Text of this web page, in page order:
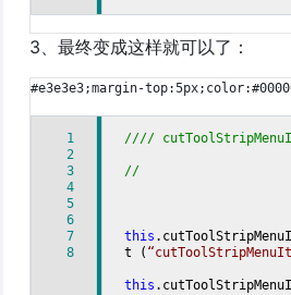
3、最终变成这样就可以了：
#e3e3e3;margin-
1
2
3
4
5
6
7
8
////
//
this
t (
this